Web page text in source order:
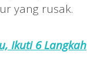
yang rusak.
Ikuti 6 Langkah